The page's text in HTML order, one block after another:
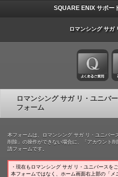
SQUARE ENIX サポー
ロマンシング サガ
ロマンシング サガ リ・ユニバ
フォーム
本フォームは、ロマンシング サガ リ・ユニバー
削除」の操作ができない場合に、「アカウント
請フォームです。
・現在もロマンシング サガ リ・ユニバースを
本フォームではなく、ホーム画面右上部の「